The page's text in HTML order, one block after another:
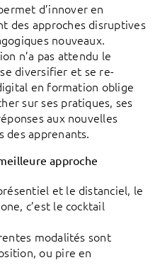
d’innover en
des approches disruptives
nouveaux.
n’a pas attendu le
diversifier et se re-
en formation oblige
sur ses pratiques, ses
aux nouvelles
apprenants.
approche
et le distanciel, le
c’est le cocktail
modalités sont
ou pire en